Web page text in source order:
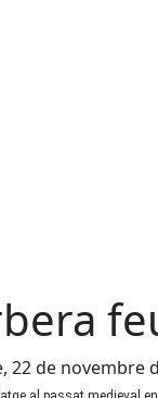
22 de novembre